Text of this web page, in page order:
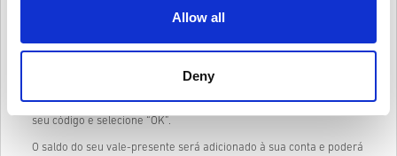
Allow all
Deny
Selecione “Enter Code” no menu do lado esquerdo da tela. Digite
seu código e selecione “OK”.
O saldo do seu vale-presente será adicionado à sua conta e poderá